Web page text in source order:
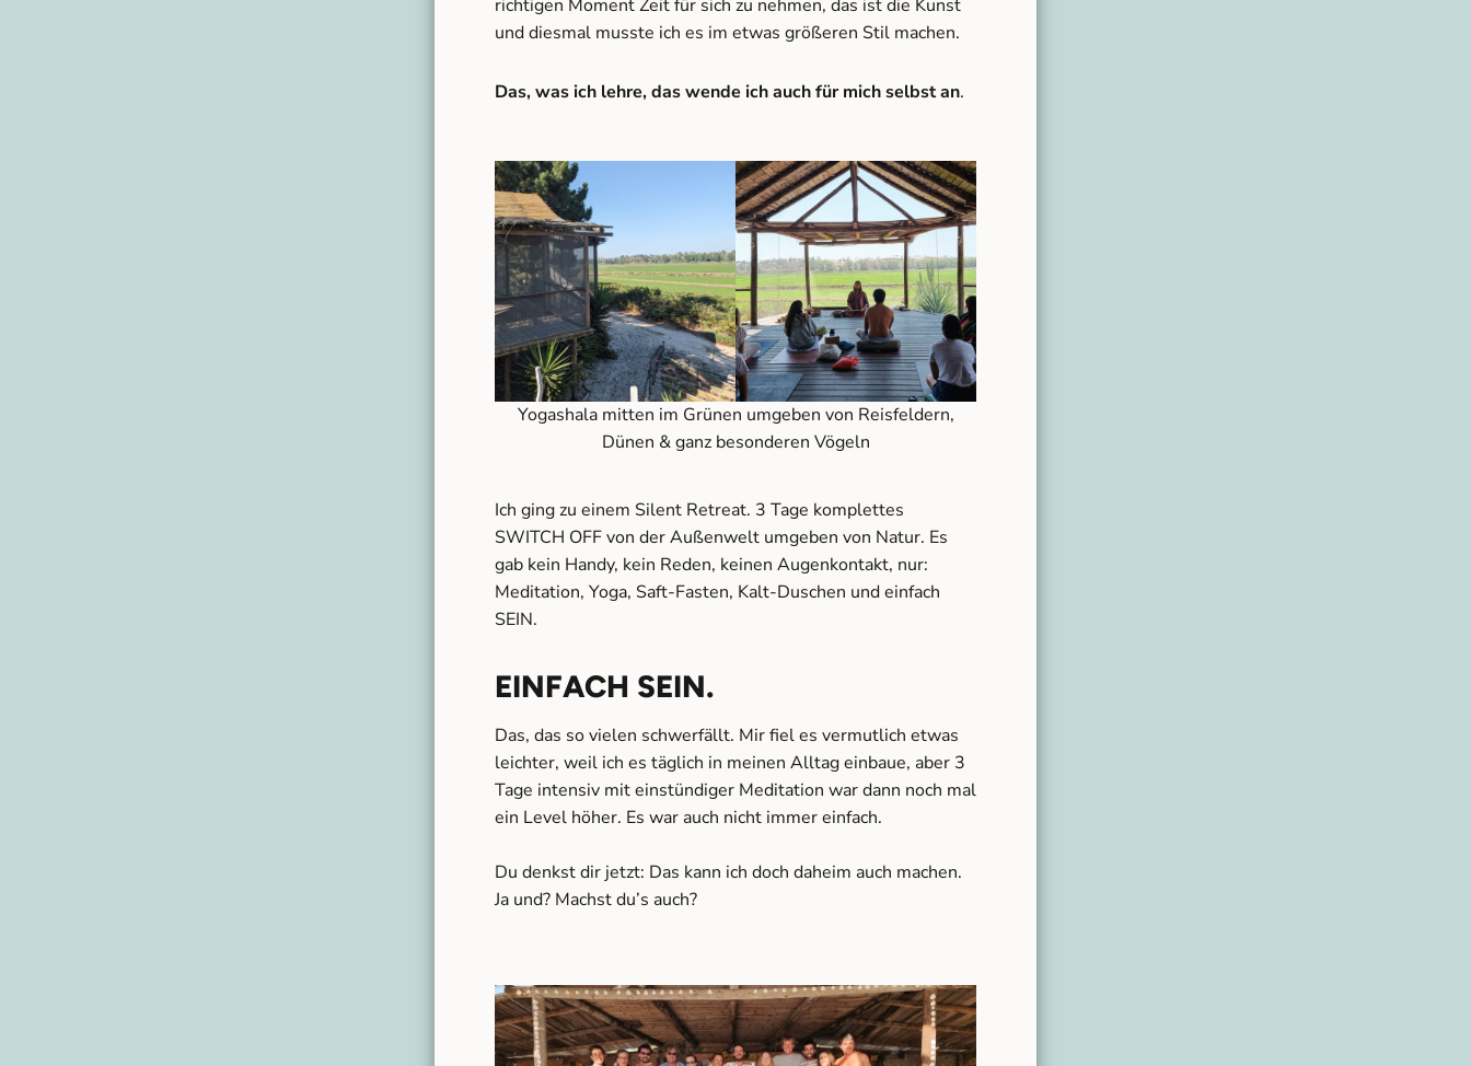
richtigen Moment Zeit für sich zu nehmen, das ist die Kunst
und diesmal musste ich es im etwas größeren Stil machen.
Das, was ich lehre, das wende ich auch für mich selbst an.
Yogashala mitten im Grünen umgeben von Reisfeldern,
Dünen & ganz besonderen Vögeln
Ich ging zu einem Silent Retreat. 3 Tage komplettes
SWITCH OFF von der Außenwelt umgeben von Natur. Es
gab kein Handy, kein Reden, keinen Augenkontakt, nur:
Meditation, Yoga, Saft-Fasten, Kalt-Duschen und einfach
SEIN.
EINFACH SEIN.
Das, das so vielen schwerfällt. Mir fiel es vermutlich etwas
leichter, weil ich es täglich in meinen Alltag einbaue, aber 3
Tage intensiv mit einstündiger Meditation war dann noch mal
ein Level höher. Es war auch nicht immer einfach.
Du denkst dir jetzt: Das kann ich doch daheim auch machen.
Ja und? Machst du’s auch?